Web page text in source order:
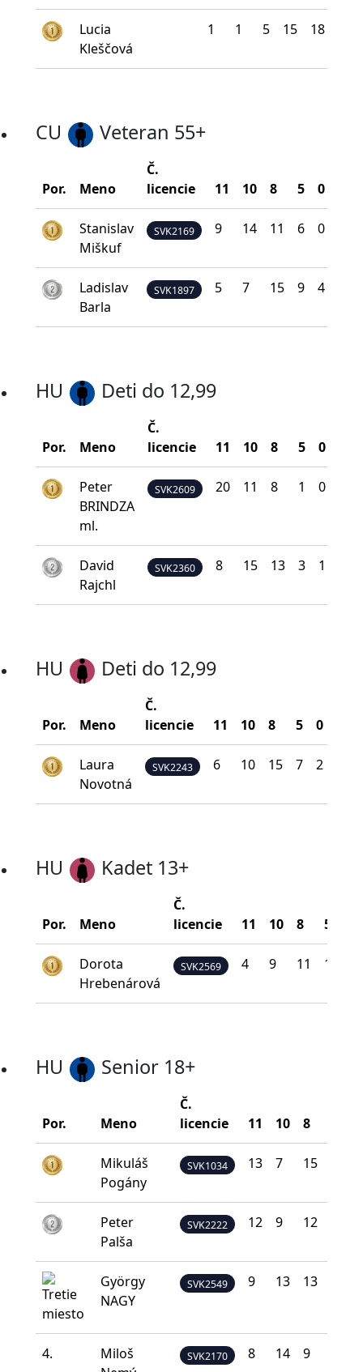
Lucia
Kleščová
1 1 5 15 18
CU Veteran 55+
Por. Meno
Č.
licencie
11 10 8 5 0
Stanislav
Miškuf
SVK2169 9 14 11 6 0
Ladislav
Barla
SVK1897 5 7 15 9 4
HU Deti do 12,99
Por. Meno
Č.
licencie
11 10 8 5 0
Peter
BRINDZA
ml.
SVK2609 20 11 8 1 0
David
Rajchl
SVK2360 8 15 13 3 1
HU Deti do 12,99
Por. Meno
Č.
licencie
11 10 8 5 0
Laura
Novotná
SVK2243 6 10 15 7 2
HU Kadet 13+
Por. Meno
Č.
licencie
11 10 8 5
Dorota
Hrebenárová
SVK2569 4 9 11 13
HU Senior 18+
Por. Meno
Č.
licencie
11 10 8
Mikuláš
Pogány
SVK1034 13 7 15
Peter
Palša
SVK2222 12 9 12
György
NAGY
SVK2549 9 13 13
4.
Miloš
SVK2170 8 14 9